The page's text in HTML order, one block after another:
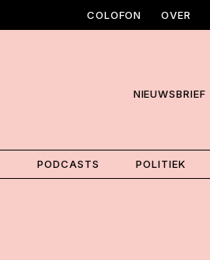
COLOFON OVER
NIEUWSBRIEF
PODCASTS POLITIEK